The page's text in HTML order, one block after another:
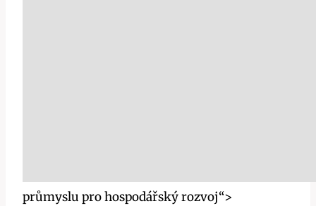
průmyslu pro hospodářský rozvoj“>